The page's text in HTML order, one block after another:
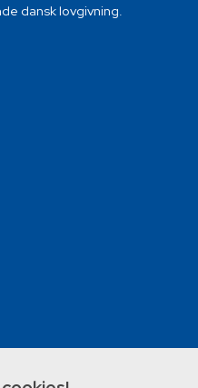
dansk lovgivning.